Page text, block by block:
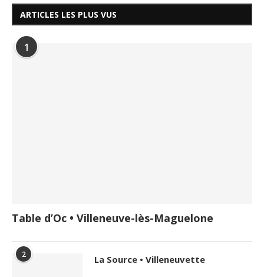
ARTICLES LES PLUS VUS
1
Table d’Oc • Villeneuve-lès-Maguelone
2 La Source • Villeneuvette